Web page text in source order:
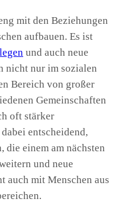
mit den Beziehungen
aufbauen. Es ist
und auch neue
nicht nur im sozialen
Bereich von großer
Gemeinschaften
oft stärker
entscheidend,
die einem am nächsten
und neue
auch mit Menschen aus